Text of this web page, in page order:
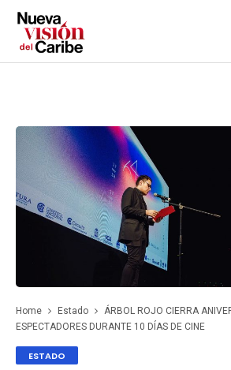
Home Estado
ÁRBOL ROJO CIERRA
ESPECTADORES DURANTE 10 DÍAS DE CINE
ESTADO